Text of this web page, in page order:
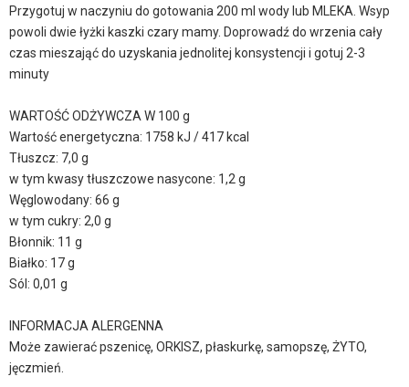
Przygotuj w naczyniu do gotowania 200 ml wody lub MLEKA. Wsyp
powoli dwie łyżki kaszki czary mamy. Doprowadź do wrzenia cały
czas mieszająć do uzyskania jednolitej konsystencji i gotuj 2-3
minuty
WARTOŚĆ ODŻYWCZA W 100 g
Wartość energetyczna: 1758 kJ / 417 kcal
Tłuszcz: 7,0 g
w tym kwasy tłuszczowe nasycone: 1,2 g
Węglowodany: 66 g
w tym cukry: 2,0 g
Błonnik: 11 g
Białko: 17 g
Sól: 0,01 g
INFORMACJA ALERGENNA
Może zawierać pszenicę, ORKISZ, płaskurkę, samopszę, ŻYTO,
jęczmień.